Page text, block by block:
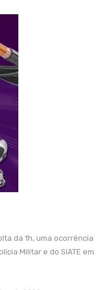
da 1h, uma ocorrência
Militar e do SIATE em